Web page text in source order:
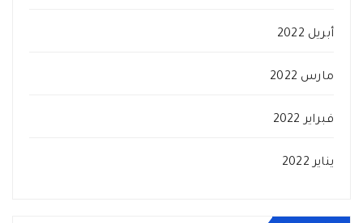
أبريل 2022
مارس 2022
فبراير 2022
يناير 2022